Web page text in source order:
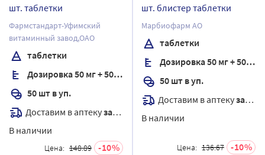
шт. таблетки
Фармстандарт-Уфимский
витаминный завод,ОАО
таблетки
Дозировка 50 мг + 50 мг
50 шт в уп.
Доставим в аптекузавтра
В наличии
Цена: 148.89 10
шт. блистер таблетки
Марбиофарм АО
таблетки
Дозировка 50 мг + 50 мг
50 шт в уп.
Доставим в аптекузавтра
В наличии
Цена: 136.67 10